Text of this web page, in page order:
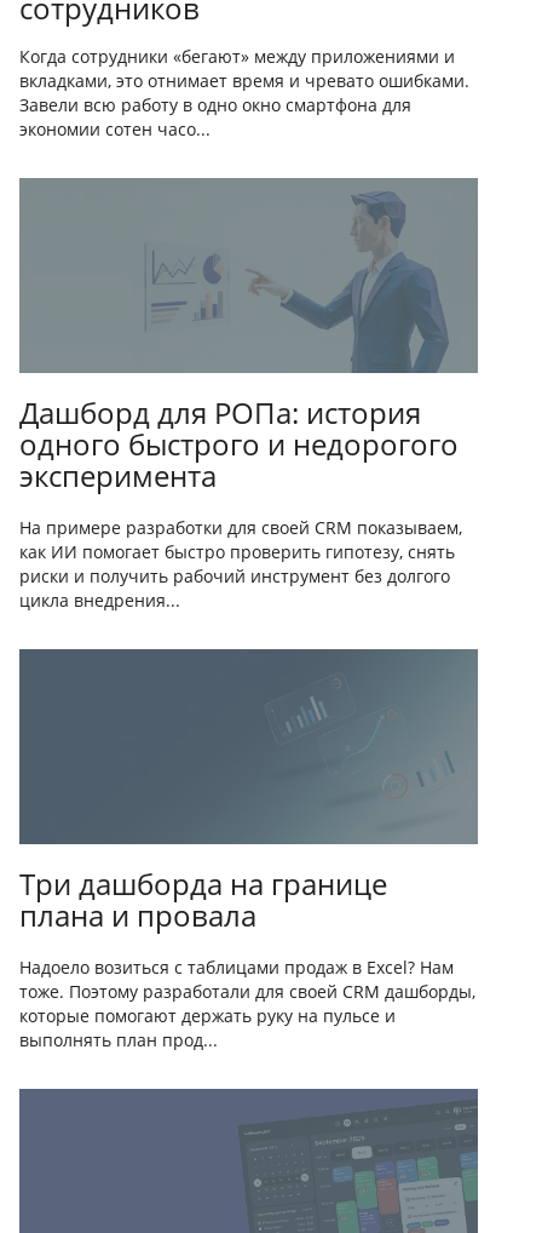
сотрудников
Когда сотрудники «бегают» между приложениями и
вкладками, это отнимает время и чревато ошибками.
Завели всю работу в одно окно смартфона для
экономии сотен часо...
Дашборд для РОПа: история
одного быстрого и недорогого
эксперимента
На примере разработки для своей CRM показываем,
как ИИ помогает быстро проверить гипотезу, снять
риски и получить рабочий инструмент без долгого
цикла внедрения...
Три дашборда на границе
плана и провала
Надоело возиться с таблицами продаж в Excel? Нам
тоже. Поэтому разработали для своей CRM дашборды,
которые помогают держать руку на пульсе и
выполнять план прод...